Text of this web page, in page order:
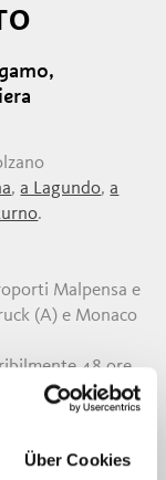
Über Cookies
,a Lagundo,a
.
Malpensa e
(A) e Monaco
48 ore,
Catullo a